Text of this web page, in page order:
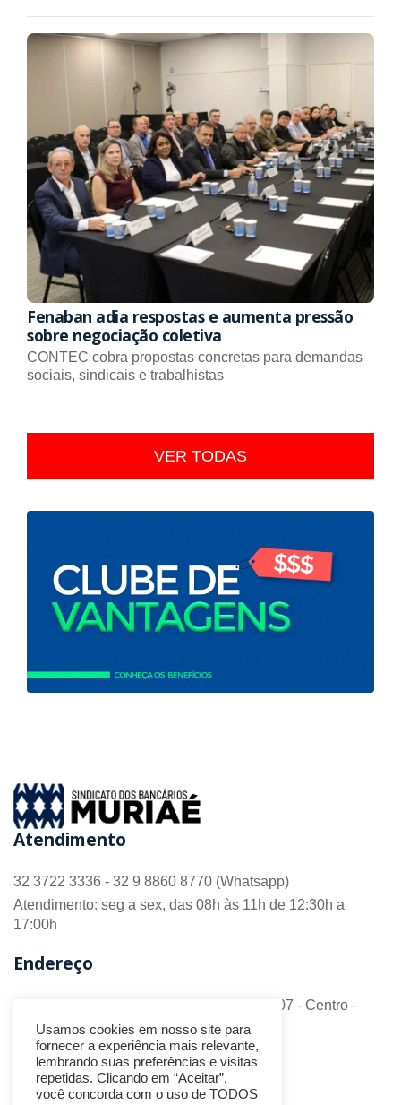
Fenaban adia respostas e aumenta pressão
sobre negociação coletiva
CONTEC cobra propostas concretas para demandas
sociais, sindicais e trabalhistas
VER TODAS
Atendimento
32 3722 3336 - 32 9 8860 8770 (Whatsapp)
Atendimento: seg a sex, das 08h às 11h de 12:30h a
17:00h
Endereço
R. Barão do Monte Alto nº 70 - Sala 306/307 - Centro -
CEP 36.880-018 - Muriaé/MG
Redes Sociais
Usamos cookies em nosso site para
fornecer a experiência mais relevante,
lembrando suas preferências e visitas
repetidas. Clicando em “Aceitar”,
você concorda com o uso de TODOS